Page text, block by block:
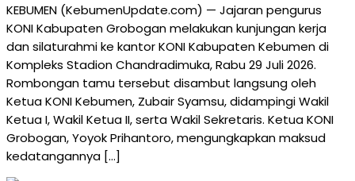
KEBUMEN (KebumenUpdate.com) — Jajaran pengurus
KONI Kabupaten Grobogan melakukan kunjungan kerja
dan silaturahmi ke kantor KONI Kabupaten Kebumen di
Kompleks Stadion Chandradimuka, Rabu 29 Juli 2026.
Rombongan tamu tersebut disambut langsung oleh
Ketua KONI Kebumen, Zubair Syamsu, didampingi Wakil
Ketua I, Wakil Ketua II, serta Wakil Sekretaris. Ketua KONI
Grobogan, Yoyok Prihantoro, mengungkapkan maksud
kedatangannya […]